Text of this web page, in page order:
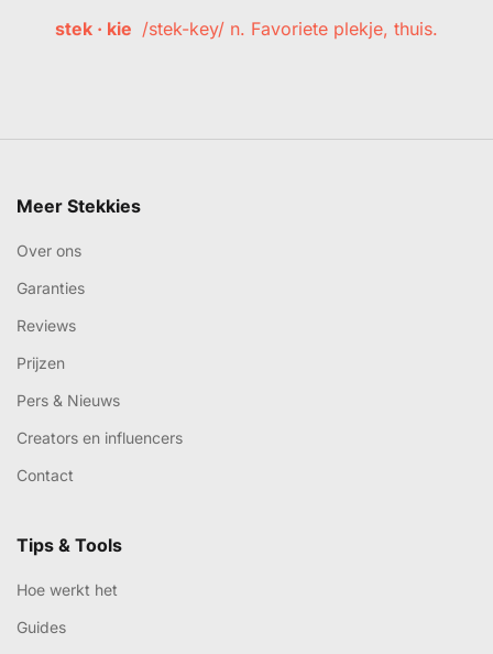
stek · kie /stek-key/ n. Favoriete plekje, thuis.
Meer Stekkies
Over ons
Garanties
Reviews
Prijzen
Pers & Nieuws
Creators en influencers
Contact
Tips & Tools
Hoe werkt het
Guides